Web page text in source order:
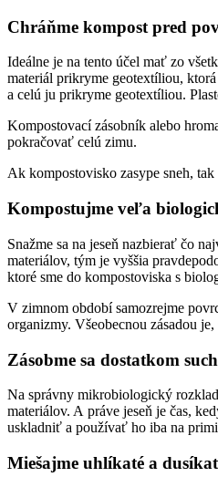
Chráňme kompost pred
Ideálne je na tento účel mať zo
materiál prikryme geotextíliou,
a celú ju prikryme geotextíliou.
Kompostovací zásobník alebo
pokračovať celú zimu.
Ak kompostovisko zasype sneh,
Kompostujme veľa
Snažme sa na jeseň nazbierať čo
materiálov, tým je vyššia
ktoré sme do kompostoviska s
V zimnom období samozrejme
organizmy. Všeobecnou zásadou
Zásobme sa dostatkom
Na správny mikrobiologický
materiálov. A práve jeseň je čas,
uskladniť a používať ho iba na
Miešajme uhlíkaté a